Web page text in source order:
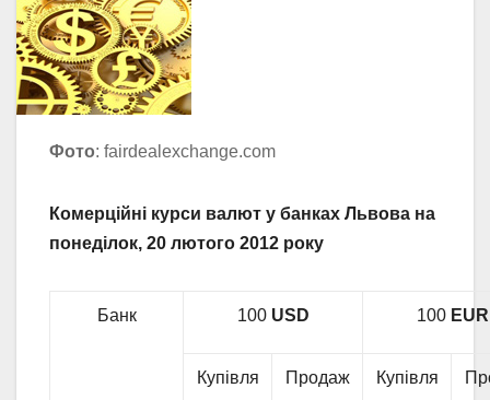
Фото: fairdealexchange.com
Комерційні курси валют у банках Львова на
понеділок, 20 лютого 2012 року
Банк 100 USD 100 EUR
Купівля Продаж Купівля